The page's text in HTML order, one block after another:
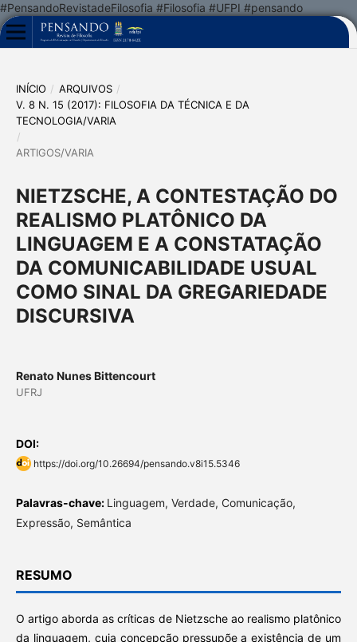
#PensandoRevistadeFilosofia #Filosofia #UFPI #pensando
INÍCIO / ARQUIVOS /
V. 8 N. 15 (2017): FILOSOFIA DA TÉCNICA E DA
TECNOLOGIA/VARIA
/
ARTIGOS/VARIA
NIETZSCHE, A CONTESTAÇÃO DO
REALISMO PLATÔNICO DA
LINGUAGEM E A CONSTATAÇÃO
DA COMUNICABILIDADE USUAL
COMO SINAL DA GREGARIEDADE
DISCURSIVA
Renato Nunes Bittencourt
UFRJ
DOI:
https://doi.org/10.26694/pensando.v8i15.5346
Palavras-chave: Linguagem, Verdade, Comunicação,
Expressão, Semântica
RESUMO
O artigo aborda as críticas de Nietzsche ao realismo platônico
da linguagem, cuja concepção pressupõe a existência de um